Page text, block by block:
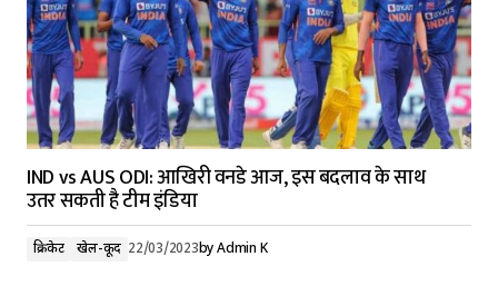
IND vs AUS ODI: आखिरी वनडे आज, इस बदलाव के साथ
उतर सकती है टीम इंडिया
क्रिकेट खेल-कूद 22/03/2023byAdmin K